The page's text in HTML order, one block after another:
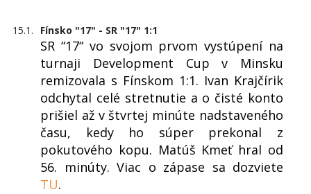
15.1. Fínsko "17" - SR "17" 1:1
SR “17“ vo svojom prvom vystúpení na
turnaji Development Cup v Minsku
remizovala s Fínskom 1:1. Ivan Krajčírik
odchytal celé stretnutie a o čisté konto
prišiel až v štvrtej minúte nadstaveného
času, kedy ho súper prekonal z
pokutového kopu. Matúš Kmeť hral od
56. minúty. Viac o zápase sa dozviete
TU.